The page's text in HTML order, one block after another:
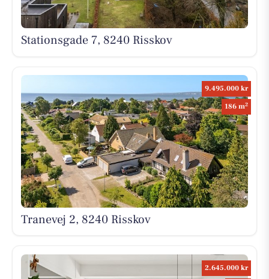
Stationsgade 7, 8240 Risskov
9.495.000 kr
186 m2
Tranevej 2, 8240 Risskov
2.645.000 kr